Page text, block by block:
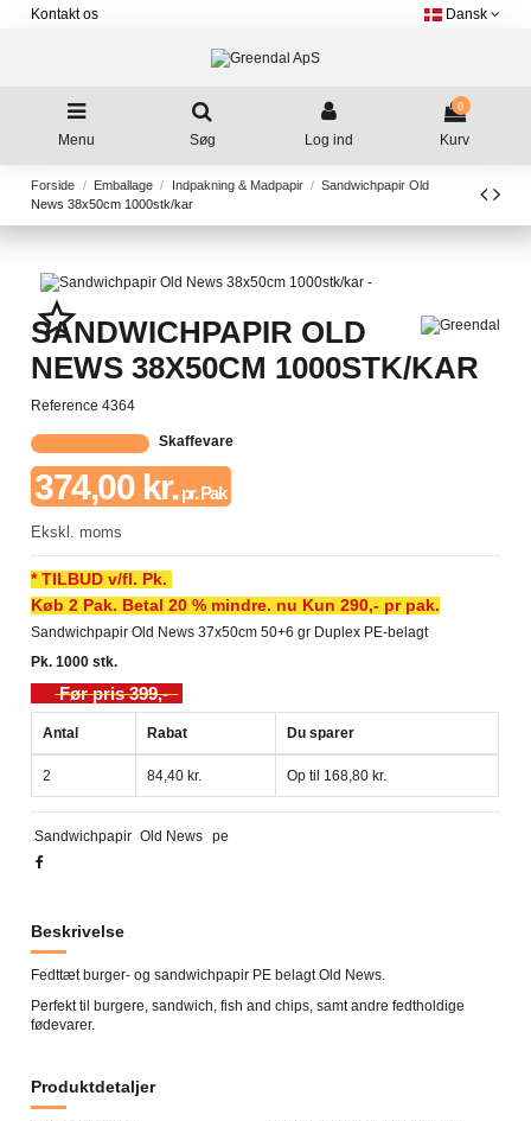
Kontakt os Dansk
Menu Søg Log ind
0
Kurv
Forside Emballage Indpakning & Madpapir
Sandwichpapir Old
News 38x50cm 1000stk/kar
star_border
SANDWICHPAPIR OLD
NEWS 38X50CM 1000STK/KAR
Reference 4364
Skaffevare
374,00 kr.pr. Pak
Ekskl. moms
* TILBUD v/fl. Pk.
Køb 2 Pak. Betal 20 % mindre. nu Kun 290,- pr pak.
Sandwichpapir Old News 37x50cm 50+6 gr Duplex PE-belagt
Pk. 1000 stk.
Før pris 399,-
Antal Rabat Du sparer
2 84,40 kr. Op til 168,80 kr.
Sandwichpapir Old News pe
Beskrivelse
Fedttæt burger- og sandwichpapir PE belagt Old News.
Perfekt til burgere, sandwich, fish and chips, samt andre fedtholdige
fødevarer.
Produktdetaljer